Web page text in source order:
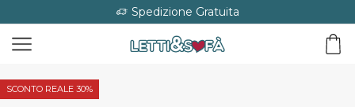
Spedizione Gratuita
SCONTO REALE 30%